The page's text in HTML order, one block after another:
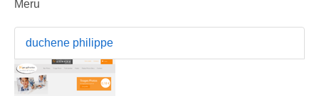
Meru
duchene philippe